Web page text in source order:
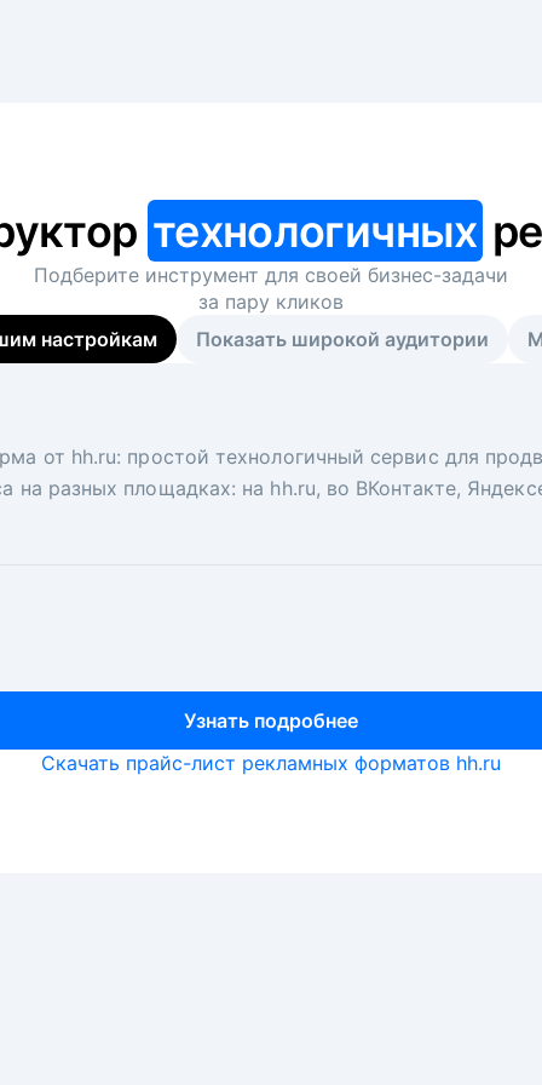
технологичных
Подберите инструмент для своей бизнес-задачи
за пару кликов
настройкам
Показать широкой аудитории
от hh.ru: простой технологичный сервис для
на разных площадках: на hh.ru, во ВКонтакте,
Узнать подробнее
вакансий на главной странице hh.ru.
ключ. Решите, сколько кандидатов и когда вам
рекрутеры и проектные менеджеры hh.ru с
Узнать подробнее
Скачать прайс-лист рекламных форматов hh.ru